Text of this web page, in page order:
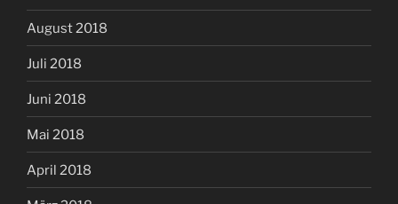
August 2018
Juli 2018
Juni 2018
Mai 2018
April 2018